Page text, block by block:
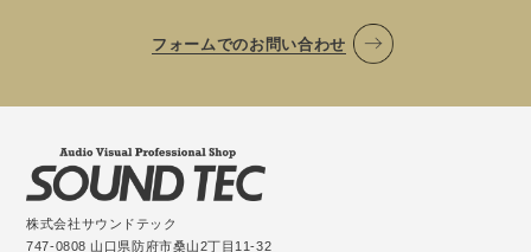
フォームでのお問い合わせ
株式会社サウンドテック
747-0808 山口県防府市桑山2丁目11-32